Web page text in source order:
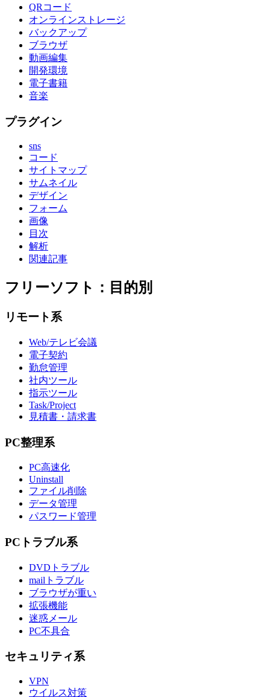
QRコード
オンラインストレージ
バックアップ
ブラウザ
動画編集
開発環境
電子書籍
音楽
プラグイン
sns
コード
サイトマップ
サムネイル
デザイン
フォーム
画像
目次
解析
関連記事
フリーソフト：目的別
リモート系
Web/テレビ会議
電子契約
勤怠管理
社内ツール
指示ツール
Task/Project
見積書・請求書
PC整理系
PC高速化
Uninstall
ファイル削除
データ管理
パスワード管理
PCトラブル系
DVDトラブル
mailトラブル
ブラウザが重い
拡張機能
迷惑メール
PC不具合
セキュリティ系
VPN
ウイルス対策